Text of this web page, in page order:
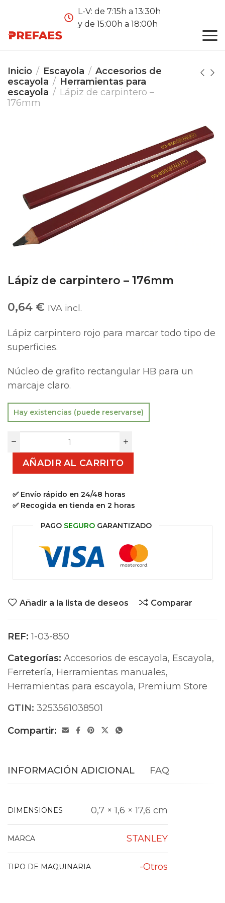
L-V: de 7:15h a 13:30h
y de 15:00h a 18:00h
Inicio Escayola
Accesorios de
escayola
Herramientas para
escayola
Lápiz de carpintero –
176mm
Lápiz de carpintero – 176mm
0,64 € IVA incl.
Lápiz carpintero rojo para marcar todo tipo de
superficies.
Núcleo de grafito rectangular HB para un
marcaje claro.
Hay existencias (puede reservarse)
AÑADIR AL CARRITO
✅ Envío rápido en 24/48 horas
✅ Recogida en tienda en 2 horas
PAGO SEGURO GARANTIZADO
Añadir a la lista de deseos Comparar
REF:1-03-850
Categorías: Accesorios de escayola, Escayola,
Ferretería, Herramientas manuales,
Herramientas para escayola, Premium Store
GTIN: 3253561038501
Compartir:
INFORMACIÓN ADICIONAL FAQ
DIMENSIONES 0,7 × 1,6 × 17,6 cm
MARCA STANLEY
TIPO DE MAQUINARIA -Otros